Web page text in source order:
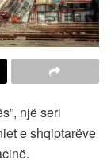
një seri
e shqiptarëve